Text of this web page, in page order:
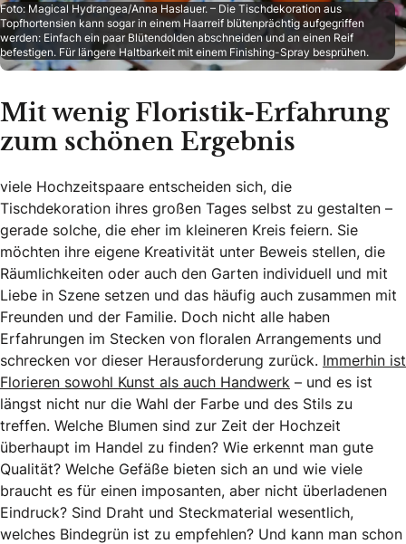
Foto: Magical Hydrangea/Anna Haslauer. – Die Tischdekoration aus
Topfhortensien kann sogar in einem Haarreif blütenprächtig aufgegriffen
werden: Einfach ein paar Blütendolden abschneiden und an einen Reif
befestigen. Für längere Haltbarkeit mit einem Finishing-Spray besprühen.
Mit wenig Floristik-Erfahrung
zum schönen Ergebnis
viele Hochzeitspaare entscheiden sich, die
Tischdekoration ihres großen Tages selbst zu gestalten –
gerade solche, die eher im kleineren Kreis feiern. Sie
möchten ihre eigene Kreativität unter Beweis stellen, die
Räumlichkeiten oder auch den Garten individuell und mit
Liebe in Szene setzen und das häufig auch zusammen mit
Freunden und der Familie. Doch nicht alle haben
Erfahrungen im Stecken von floralen Arrangements und
schrecken vor dieser Herausforderung zurück. Immerhin ist
Florieren sowohl Kunst als auch Handwerk – und es ist
längst nicht nur die Wahl der Farbe und des Stils zu
treffen. Welche Blumen sind zur Zeit der Hochzeit
überhaupt im Handel zu finden? Wie erkennt man gute
Qualität? Welche Gefäße bieten sich an und wie viele
braucht es für einen imposanten, aber nicht überladenen
Eindruck? Sind Draht und Steckmaterial wesentlich,
welches Bindegrün ist zu empfehlen? Und kann man schon